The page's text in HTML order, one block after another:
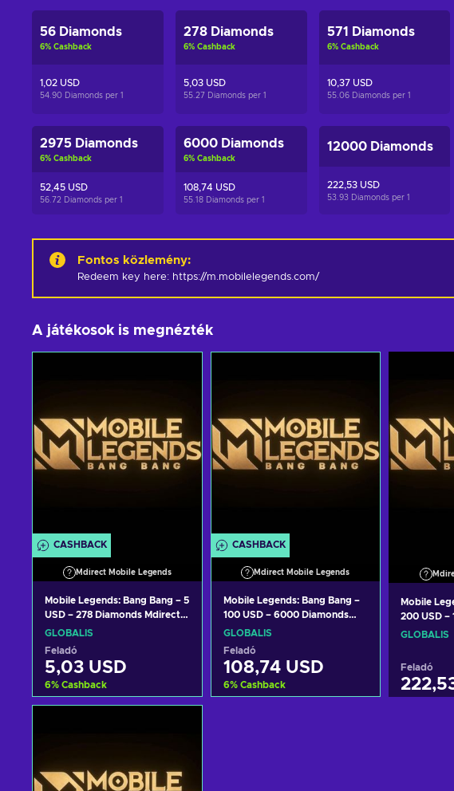
56 Diamonds
6% Cashback
1,02 USD
54.90 Diamonds per 1
278 Diamonds
6% Cashback
5,03 USD
55.27 Diamonds per 1
571 Diamonds
6% Cashback
10,37 USD
55.06 Diamonds per 1
2975 Diamonds
6% Cashback
52,45 USD
56.72 Diamonds per 1
6000 Diamonds
6% Cashback
108,74 USD
55.18 Diamonds per 1
12000 Diamonds
222,53 USD
53.93 Diamonds per 1
Fontos közlemény:
Redeem key here: https://m.mobilelegends.com/
A játékosok is megnézték
CASHBACK
Mdirect Mobile Legends
Mobile Legends: Bang Bang – 5
USD – 278 Diamonds Mdirect
Key GLOBAL
GLOBÁLIS
Feladó
5,03 USD
6% Cashback
CASHBACK
Mdirect Mobile Legends
Mobile Legends: Bang Bang –
100 USD – 6000 Diamonds
Mdirect Key GLOBAL
GLOBÁLIS
Feladó
108,74 USD
6% Cashback
Mobile
200 USD –
Mdirect
GLOBÁLIS
Feladó